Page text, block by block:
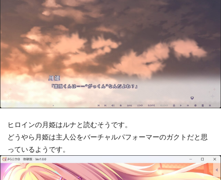
ヒロインの月姫はルナと読むそうです。
どうやら月姫は主人公をバーチャルパフォーマーのガクトだと思
っているようです。